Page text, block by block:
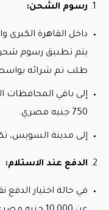
رسوم الشحن:
داخل القاهرة
طلب تم شرائه
إلى باقي
750 جنيه مصري.
إلى مدينة السويس، تكون
الدفع عند الاستلام:
في حالة اختيار الدفع